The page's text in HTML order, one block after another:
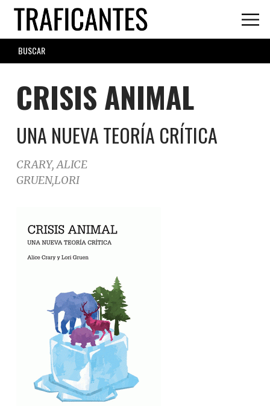
Skip
main
content
SEARCH
FORM
CRISIS ANIMAL
UNA NUEVA TEORÍA CRÍTICA
CRARY, ALICE
GRUEN,LORI